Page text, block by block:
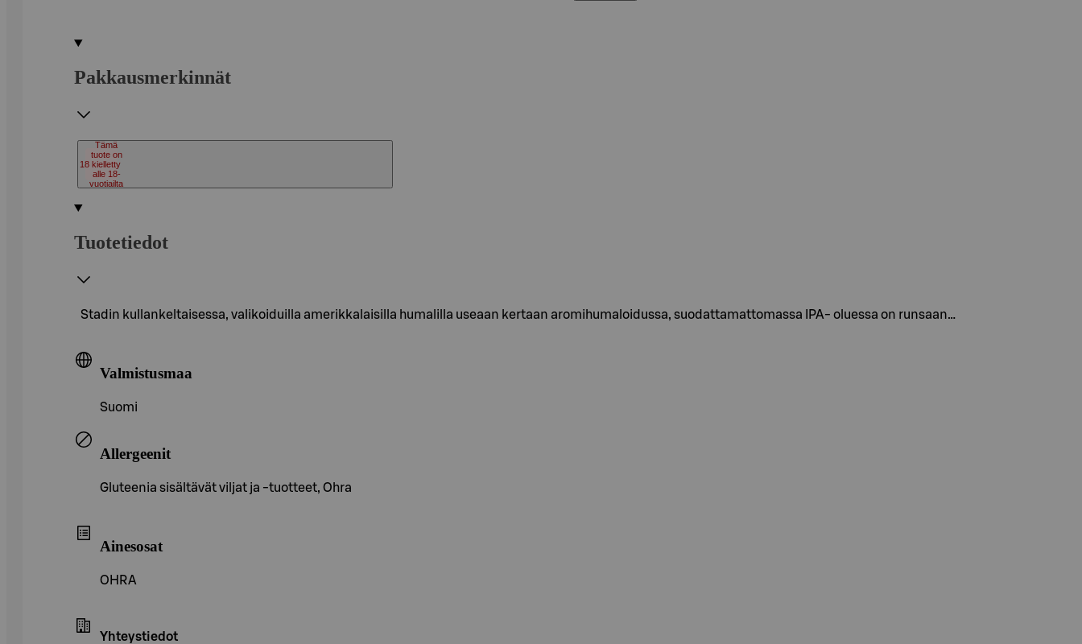
Pakkausmerkinnät
18
Tämä
tuote on
kielletty
alle 18-
vuotiailta
Tuotetiedot
Stadin kullankeltaisessa, valikoiduilla amerikkalaisilla humalilla useaan kertaan aromihumaloidussa, suodattamattomassa IPA- oluessa on runsaan…
Valmistusmaa
Suomi
Allergeenit
Gluteenia sisältävät viljat ja -tuotteet, Ohra
Ainesosat
OHRA
Yhteystiedot